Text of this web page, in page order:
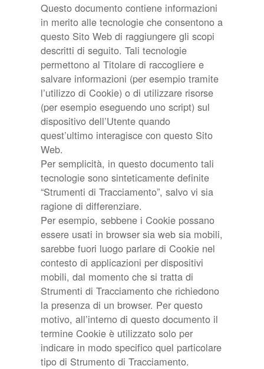
Questo documento contiene informazioni
in merito alle tecnologie che consentono a
questo Sito Web di raggiungere gli scopi
descritti di seguito. Tali tecnologie
permettono al Titolare di raccogliere e
salvare informazioni (per esempio tramite
l’utilizzo di Cookie) o di utilizzare risorse
(per esempio eseguendo uno script) sul
dispositivo dell’Utente quando
quest’ultimo interagisce con questo Sito
Web.
Per semplicità, in questo documento tali
tecnologie sono sinteticamente definite
“Strumenti di Tracciamento”, salvo vi sia
ragione di differenziare.
Per esempio, sebbene i Cookie possano
essere usati in browser sia web sia mobili,
sarebbe fuori luogo parlare di Cookie nel
contesto di applicazioni per dispositivi
mobili, dal momento che si tratta di
Strumenti di Tracciamento che richiedono
la presenza di un browser. Per questo
motivo, all’interno di questo documento il
termine Cookie è utilizzato solo per
indicare in modo specifico quel particolare
tipo di Strumento di Tracciamento.